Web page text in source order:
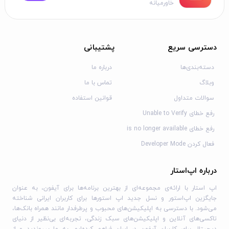
خاورمیانه
دسترسی سریع
دسته‌بندی‌ها
وبلاگ
سوالات متداول
رفع خطای Unable to Verify
رفع خطای is no longer available
فعال کردن Developer Mode
پشتیبانی
درباره ما
تماس با ما
قوانین استفاده
درباره اپ‌استار
اپ استار با ارائه‌ی مجموعه‌ای از بهترین برنامه‌ها برای آیفون، به عنوان
جایگزین اپ‌استور و نسل جدید اپ استورها برای کاربران ایرانی شناخته
می‌شود. با دسترسی به اپلیکیشن‌های محبوب و پرطرفدار مانند همراه بانک‌ها،
تاکسی‌های آنلاین و اپلیکیشن‌های سبک زندگی، تجربه‌ای بی‌نظیر از دنیای